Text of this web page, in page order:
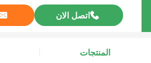
اتصل الان
المنتجات